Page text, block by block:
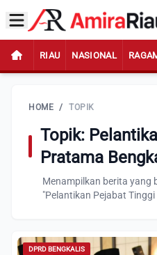
RIAU NASIONAL
HOME / TOPIK
Topik:
Pratama
Menampilkan berita yang
"Pelantikan Pejabat
DPRD BENGKALIS